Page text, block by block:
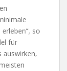
so
für
auswirken,